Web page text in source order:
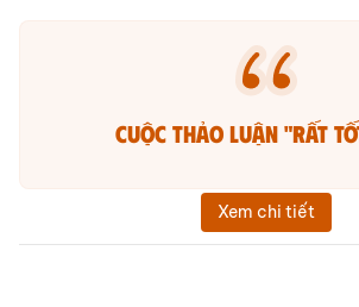
Cuộc thảo luận "rất
Xem chi tiết